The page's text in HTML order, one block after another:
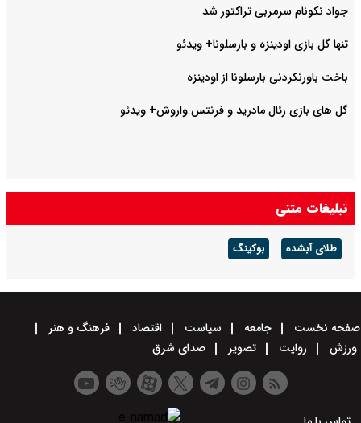
جواد نکونام سرمربی تراکتور شد
تنها گل بازی اودینزه و بارسلونا+ ویدئو
باخت باورنکردنی بارسلونا از اودینزه
گل های بازی رئال مادرید و فرنتس واروش+ ویدئو
تبلیغات متنی
طلای آبشده بوکینگ
صفحه نخست جامعه سیاست اقتصاد
فرهنگ و هنر
ورزش
روایت تصویر صدای شرق